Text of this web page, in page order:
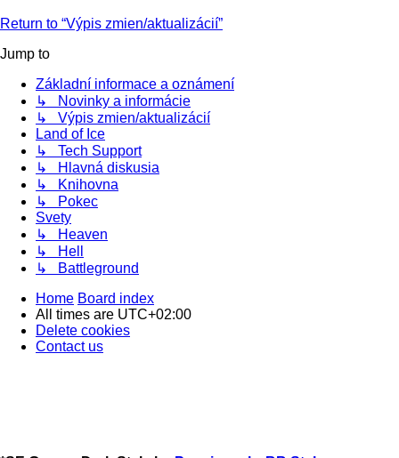
Return to “Výpis zmien/aktualizácií”
Jump to
Základní informace a oznámení
↳ Novinky a informácie
↳ Výpis zmien/aktualizácií
Land of Ice
↳ Tech Support
↳ Hlavná diskusia
↳ Knihovna
↳ Pokec
Svety
↳ Heaven
↳ Hell
↳ Battleground
Home Board index
All times are UTC+02:00
Delete cookies
Contact us